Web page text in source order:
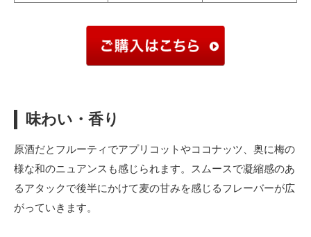
味わい・香り
原酒だとフルーティでアプリコットやココナッツ、奥に梅の
様な和のニュアンスも感じられます。スムースで凝縮感のあ
るアタックで後半にかけて麦の甘みを感じるフレーバーが広
がっていきます。